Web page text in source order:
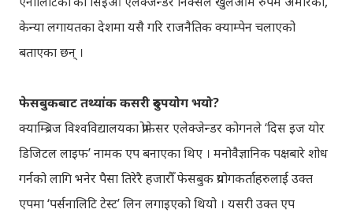
केन्या लगायतका देशमा यसै गरि राजनैतिक क्याम्पेन चलाएको
बताएका छन् ।
फेसबुकबाट तथ्यांक कसरी दुरुपयोग भयो?
क्याम्ब्रिज विश्वविद्यालयका प्रोफेसर एलेक्जेन्डर कोगनले ‘दिस इज योर
डिजिटल लाइफ’ नामक एप बनाएका थिए । मनोवैज्ञानिक पक्षबारे शोध
गर्नको लागि भनेर पैसा तिरेरै हजारौँ फेसबुक प्रयोगकर्ताहरुलाई उक्त
एपमा ‘पर्सनालिटि टेस्ट’ लिन लगाइएको थियो । यसरी उक्त एप